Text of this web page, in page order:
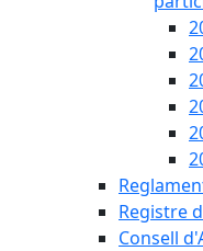
Registre
Consell